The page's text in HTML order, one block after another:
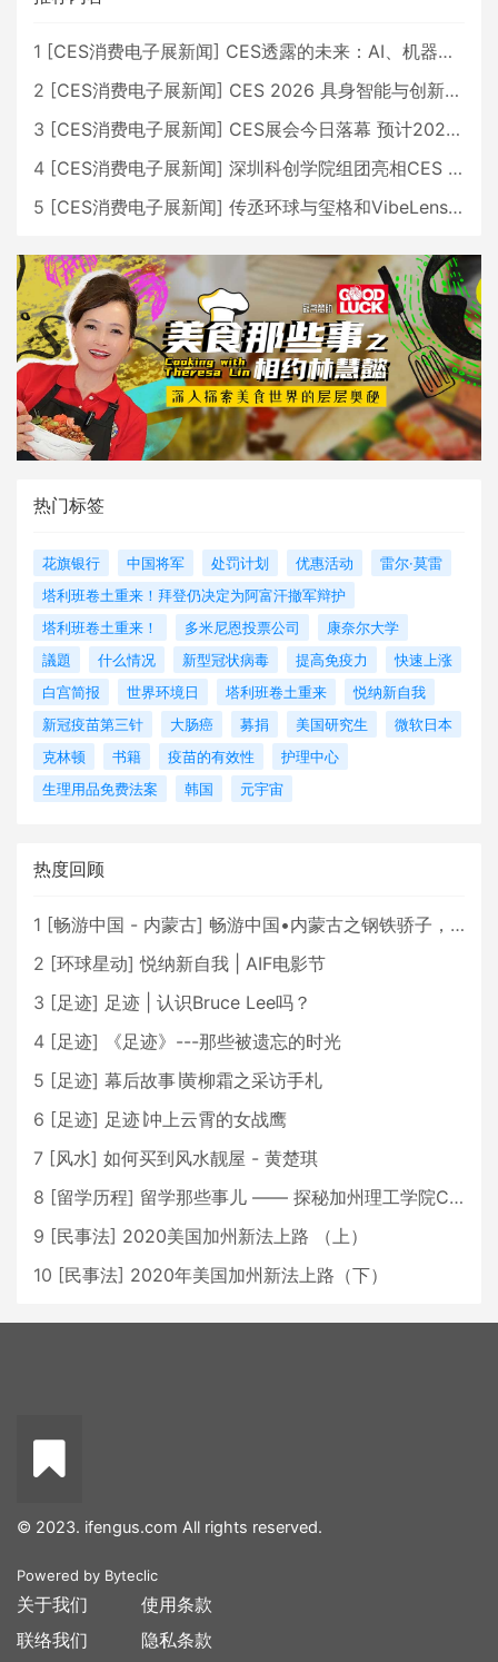
1 [CES消费电子展新闻] CES透露的未来：AI、机器人与智能生活大爆发
2 [CES消费电子展新闻] CES 2026 具身智能与创新领域 中国公司大放异彩
3 [CES消费电子展新闻] CES展会今日落幕 预计2026行业收入将超五千亿美元
4 [CES消费电子展新闻] 深圳科创学院组团亮相CES 广受好评
5 [CES消费电子展新闻] 传丞环球与玺格和VibeLens共同推出全新耳机
热门标签
花旗银行 中国将军 处罚计划 优惠活动
雷尔·莫雷
塔利班卷土重来！拜登仍决定为阿富汗撤军辩护
塔利班卷土重来！
多米尼恩投票公司
康奈尔大学
議題
什么情况 新型冠状病毒 提高免疫力
快速上涨
白宫简报
世界环境日 塔利班卷土重来
悦纳新自我
新冠疫苗第三针
大肠癌 募捐 美国研究生
微软日本
克林顿
书籍 疫苗的有效性
护理中心
生理用品免费法案
韩国 元宇宙
热度回顾
1 [畅游中国 - 内蒙古] 畅游中国•内蒙古之钢铁骄子，魅力包头
2 [环球星动] 悦纳新自我 | AIF电影节
3 [足迹] 足迹 | 认识Bruce Lee吗？
4 [足迹]
《足迹》---那些被遗忘的时光
5 [足迹] 幕后故事∣黄柳霜之采访手札
6 [足迹] 足迹∣冲上云霄的女战鹰
7 [风水] 如何买到风水靓屋 - 黄楚琪
8 [留学历程] 留学那些事儿 —— 探秘加州理工学院Caltech博士生活 [上集]
9 [民事法] 2020美国加州新法上路 （上）
10 [民事法] 2020年美国加州新法上路（下）
© 2023. ifengus.com All rights reserved.
Powered by Byteclic
关于我们
联络我们
使用条款
隐私条款